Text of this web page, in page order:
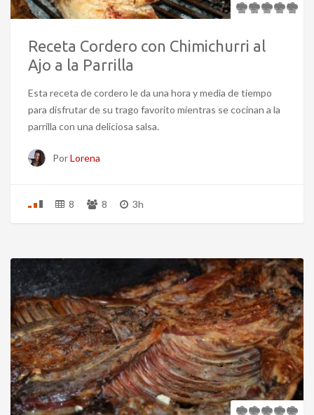
Receta Cordero con Chimichurri al
Ajo a la Parrilla
Esta receta de cordero le da una hora y media de tiempo
para disfrutar de su trago favorito mientras se cocinan a la
parrilla con una deliciosa salsa.
PorLorena
8 8 3h